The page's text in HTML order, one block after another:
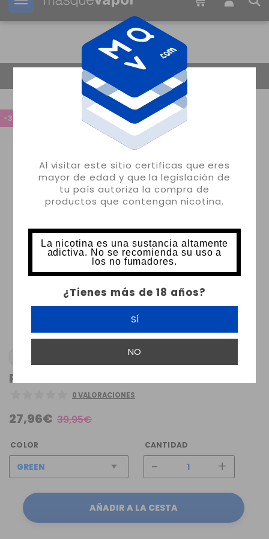
Al visitar este sitio certificas que eres
mayor de edad y que la legislación de
tu país autoriza la compra de
productos que contengan nicotina.
La nicotina es una sustancia altamente
adictiva. No se recomienda su uso a
los no fumadores.
¿Tienes más de 18 años?
SÍ
NO
Tu pedido puede ser enviado en 24m: 14s
-30%
0 VALORACIONES
27,96€ 39,95€
COLOR CANTIDAD
- +
AÑADIR A LA CESTA